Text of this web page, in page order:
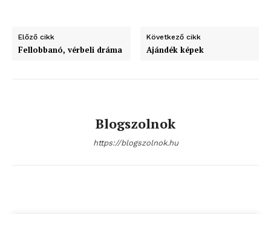
Előző cikk
Fellobbanó, vérbeli dráma
Következő cikk
Ajándék képek
Blogszolnok
https://blogszolnok.hu